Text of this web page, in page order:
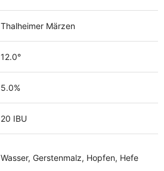
Thalheimer Märzen
12.0°
5.0%
20 IBU
Wasser, Gerstenmalz, Hopfen, Hefe